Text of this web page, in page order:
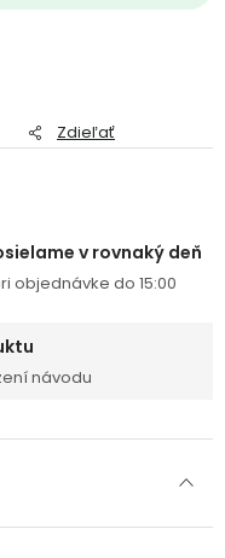
Zdieľať
v rovnaký deň
objednávke do 15:00
návodu